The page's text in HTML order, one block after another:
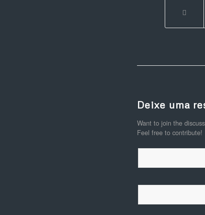
Deixe uma
Want to join the
Feel free to contribute!